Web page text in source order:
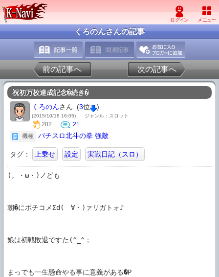
くろのんさんの記事
前の記事へ 次の記事へ
祝初万枚達成記念�続き�
くろのんさん (3位 )
(2015/10/18 16:05) ジャンル：スロット
202
21
機種
パチスロ北斗の拳 強敵
タグ： 上乗せ 設定 実戦日記（スロ）
(。・ω・)ノども
朝�にポチコメΣd(ゝ∀・)ァリガトォ♪
娘は初戦敗退ですた(^_^；
まっでも一生懸命やる事に意義がある�P